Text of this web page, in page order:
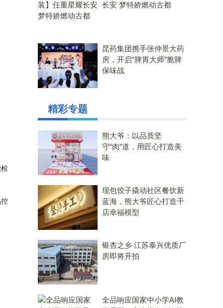
长安 梦特娇燃动古都
昆药集团携手张仲景大药
房，开启“脾胃大师”脆脾
保味战
精彩专题
熊大爷：以品质坚
守“肉”道，用匠心打造美
味
现包饺子撬动社区餐饮新
蓝海，熊大爷匠心打造千
店幸福模型
银杏之乡 江苏泰兴优质厂
房即将开拍
全品响应国家中小学AI教